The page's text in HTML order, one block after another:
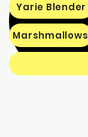
Yarie Blender
Marshmallows